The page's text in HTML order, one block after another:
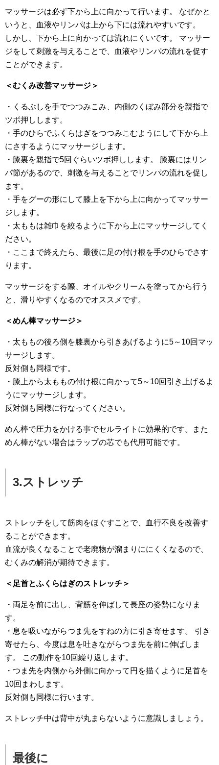
マッサージは必ず下から上に向かって行います。 なぜかと
いうと、血液やリンパは上から下には流れやすいです。
しかし、下から上に向かっては流れにくいです。 マッサー
ジをして刺激を与えることで、血液やリンパの流れを促す
ことができます。
＜むくみ改善マッサージ＞
・くるぶしを手でつつみこみ、内側のくぼみ部分を親指で
ツボ押しします。
・手のひらでふくらはぎをつつみこむようにして下から上
にさするようにマッサージします。
・膝裏を親指で5回ぐらいツボ押しします。 膝裏にはリン
パ節があるので、刺激を与えることでリンパの流れを促し
ます。
・手をグーの形にして膝上を下から上に向かってマッサー
ジします。
・太ももは雑巾を絞るように下から上にマッサージしてく
ださい。
・ここまで終えたら、最後に足の付け根を手のひらでさす
ります。
マッサージをする際、オイルやクリームを塗ってから行う
と、滑りやすくなるのでオススメです。
＜めん棒マッサージ＞
・太ももの後ろ側を膝裏から引きあげるように5～10回マッ
サージします。
反対側も同様です。
・膝上から太ももの付け根に向かって5～10回引き上げるよ
うにマッサージします。
反対側も同様に行なってください。
めん棒で圧力をかける事でセルライトに効果的です。また
めん棒がない場合はラップの芯でも代用可能です。
3.ストレッチ
ストレッチをして筋肉をほぐすことで、血行不良を改善す
ることができます。
血流が良くなることで老廃物が溜まりににくくなるので、
むくみの解消が期待できます。
＜足首とふくらはぎのストレッチ＞
・両足を前に出し、背筋を伸ばして長座の姿勢になりま
す。
・息を吸いながらつま先をすねの方に引き寄せます。 引き
寄せたら、今度は息を吐きながらつま先を前に伸ばしま
す。 この動作を10回繰り返します。
・つま先を内側から外側に向かって円を描くように足首を
10回まわします。
反対側も同様に行います。
ストレッチ中は背中が丸まらないように意識しましょう。
最後に